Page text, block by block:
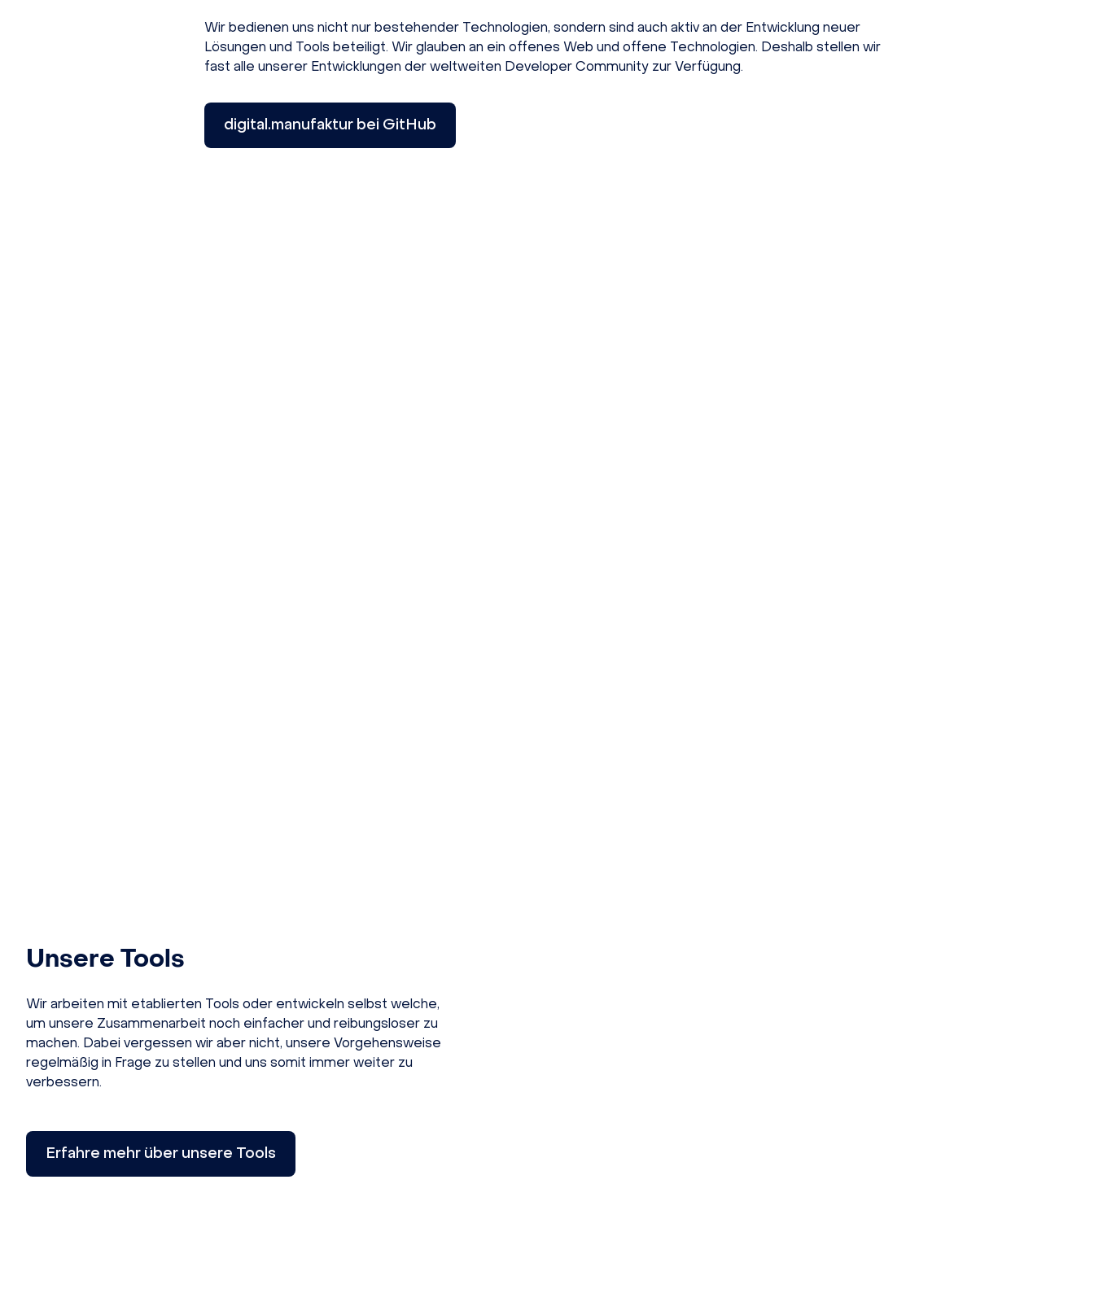
Wir bedienen uns nicht nur bestehender Technologien, sondern sind auch aktiv an der Entwicklung neuer
Lösungen und Tools beteiligt. Wir glauben an ein offenes Web und offene Technologien. Deshalb stellen wir
fast alle unserer Entwicklungen der weltweiten Developer Community zur Verfügung.
digital.manufaktur bei GitHub
Unsere Tools
Wir arbeiten mit etablierten Tools oder entwickeln selbst welche,
um unsere Zusammenarbeit noch einfacher und reibungsloser zu
machen. Dabei vergessen wir aber nicht, unsere Vorgehensweise
regelmäßig in Frage zu stellen und uns somit immer weiter zu
verbessern.
Erfahre mehr über unsere Tools